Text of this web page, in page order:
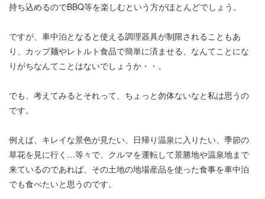
持ち込めるのでBBQ等を楽しむという方がほとんどでしょう。
ですが、車中泊となると使える調理器具が制限されることもあ
り、カップ麺やレトルト食品で簡単に済ませる、なんてことにな
りがちなんてことはないでしょうか・・。
でも、考えてみるとそれって、ちょっと勿体ないなと私は思うの
です。
例えば、キレイな景色が見たい、日帰り温泉に入りたい、季節の
草花を見に行く…等々で、クルマを運転して景勝地や温泉地まで
来ているのであれば、その土地の地場産品を使った食事を車中泊
でも食べたいと思うのです。